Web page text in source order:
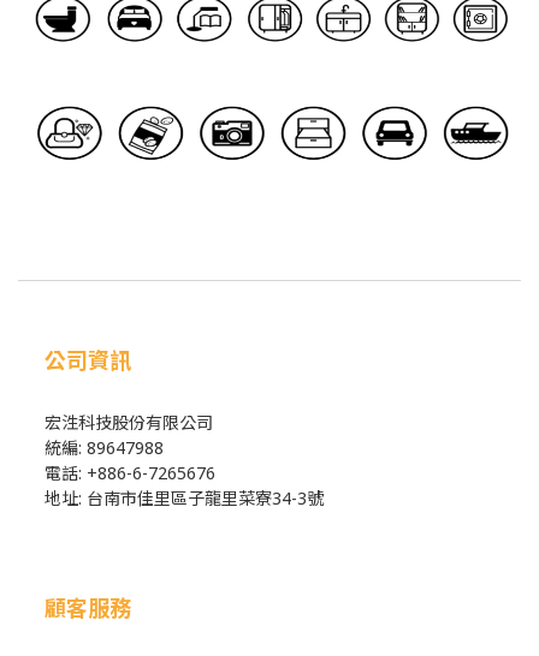
公司資訊
宏泩科技股份有限公司
統編: 89647988
電話: +886-6-7265676
地址: 台南市佳里區子龍里菜寮34-3號
顧客服務